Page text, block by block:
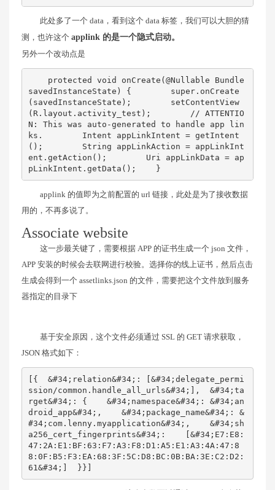
此处多了一个 data，看到这个 data 标签，我们可以大胆的猜
测，也许这个 applink 的是一个隐式启动。
另外一个改动点是
savedInstanceState) {        super.onCreate
(savedInstanceState);        setContentView
(R.layout.activity_test);        // ATTENTIO
N: This was auto-generated to handle app lin
ks.        Intent appLinkIntent = getIntent
();        String appLinkAction = appLinkInt
ent.getAction();        Uri appLinkData = ap
pLinkIntent.getData();    }
applink 的值即为之前配置的 url 链接，此处是为了接收数据
用的，不再多说了。
Associate website
这一步最关键了，需要根据 APP 的证书生成一个 json 文件，
APP 安装的时候会去联网进行校验。选择你的线上证书，然后点击
生成会得到一个 assetlinks.json 的文件，需要把这个文件放到服务
器指定的目录下
基于安全原因，这个文件必须通过 SSL 的 GET 请求获取，
JSON 格式如下：
[{  &#34;relation&#34;: [&#34;delegate_permi
ssion/common.handle_all_urls&#34;],  &#34;ta
rget&#34;: {    &#34;namespace&#34;: &#34;an
droid_app&#34;,    &#34;package_name&#34;: &
#34;com.lenny.myapplication&#34;,    &#34;sh
a256_cert_fingerprints&#34;:    [&#34;E7:E8:
47:2A:E1:BF:63:F7:A3:F8:D1:A5:E1:A3:4A:47:8
8:0F:B5:F3:EA:68:3F:5C:D8:BC:0B:BA:3E:C2:D2:
61&#34;]  }}]